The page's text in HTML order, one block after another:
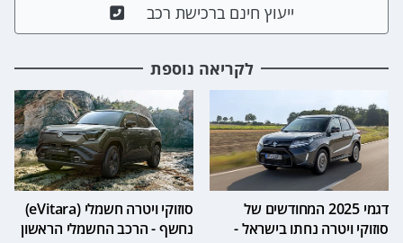
ייעוץ חינם ברכישת רכב
לקריאה נוספת
דגמי 2025 המחודשים של
סוזוקי ויטרה נחתו בישראל -
סוזוקי ויטרה חשמלי (eVitara)
נחשף - הרכב החשמלי הראשון